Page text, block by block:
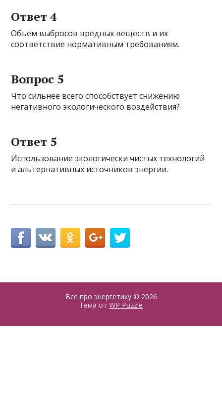
Ответ 4
Объем выбросов вредных веществ и их
соответствие нормативным требованиям.
Вопрос 5
Что сильнее всего способствует снижению
негативного экологического воздействия?
Ответ 5
Использование экологически чистых технологий
и альтернативных источников энергии.
Все про энергетику© 2026
Тема от WP Puzzle